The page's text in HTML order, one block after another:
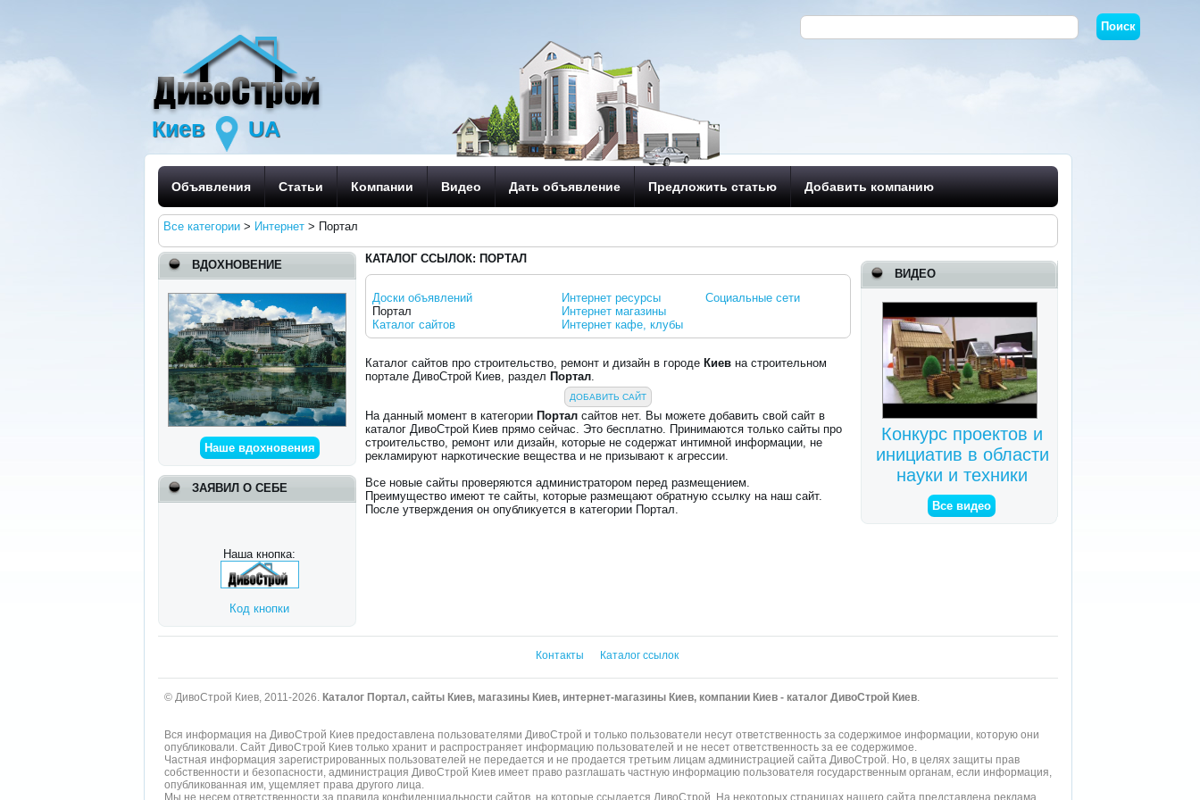
Киев UA
Объявления Статьи Компании Видео Дать объявление Предложить статью Добавить компанию
Все категории > Интернет > Портал
ВДОХНОВЕНИЕ
Наше вдохновения
ЗАЯВИЛ О СЕБЕ
Наша кнопка:
Код кнопки
ВИДЕО
Конкурс проектов и
инициатив в области
науки и техники
Все видео
КАТАЛОГ ССЫЛОК: ПОРТАЛ
Доски объявлений
Портал
Каталог сайтов
Интернет ресурсы
Интернет магазины
Интернет кафе, клубы
Социальные сети
Каталог сайтов про строительство, ремонт и дизайн в городе Киев на строительном
портале ДивоСтрой Киев, раздел Портал.
ДОБАВИТЬ САЙТ
На данный момент в категории Портал сайтов нет. Вы можете добавить свой сайт в
каталог ДивоСтрой Киев прямо сейчас. Это бесплатно. Принимаются только сайты про
строительство, ремонт или дизайн, которые не содержат интимной информации, не
рекламируют наркотические вещества и не призывают к агрессии.
Все новые сайты проверяются администратором перед размещением.
Преимущество имеют те сайты, которые размещают обратную ссылку на наш сайт.
После утверждения он опубликуется в категории Портал.
Контакты Каталог ссылок
© ДивоСтрой Киев, 2011-2026. Каталог Портал, сайты Киев, магазины Киев, интернет-магазины Киев, компании Киев - каталог ДивоСтрой Киев.
Вся информация на ДивоСтрой Киев предоставлена пользователями ДивоСтрой и только пользователи несут ответственность за содержимое информации, которую они
опубликовали. Сайт ДивоСтрой Киев только хранит и распространяет информацию пользователей и не несет ответственность за ее содержимое.
Частная информация зарегистрированных пользователей не передается и не продается третьим лицам администрацией сайта ДивоСтрой. Но, в целях защиты прав
собственности и безопасности, администрация ДивоСтрой Киев имеет право разглашать частную информацию пользователя государственным органам, если информация,
опубликованная им, ущемляет права другого лица.